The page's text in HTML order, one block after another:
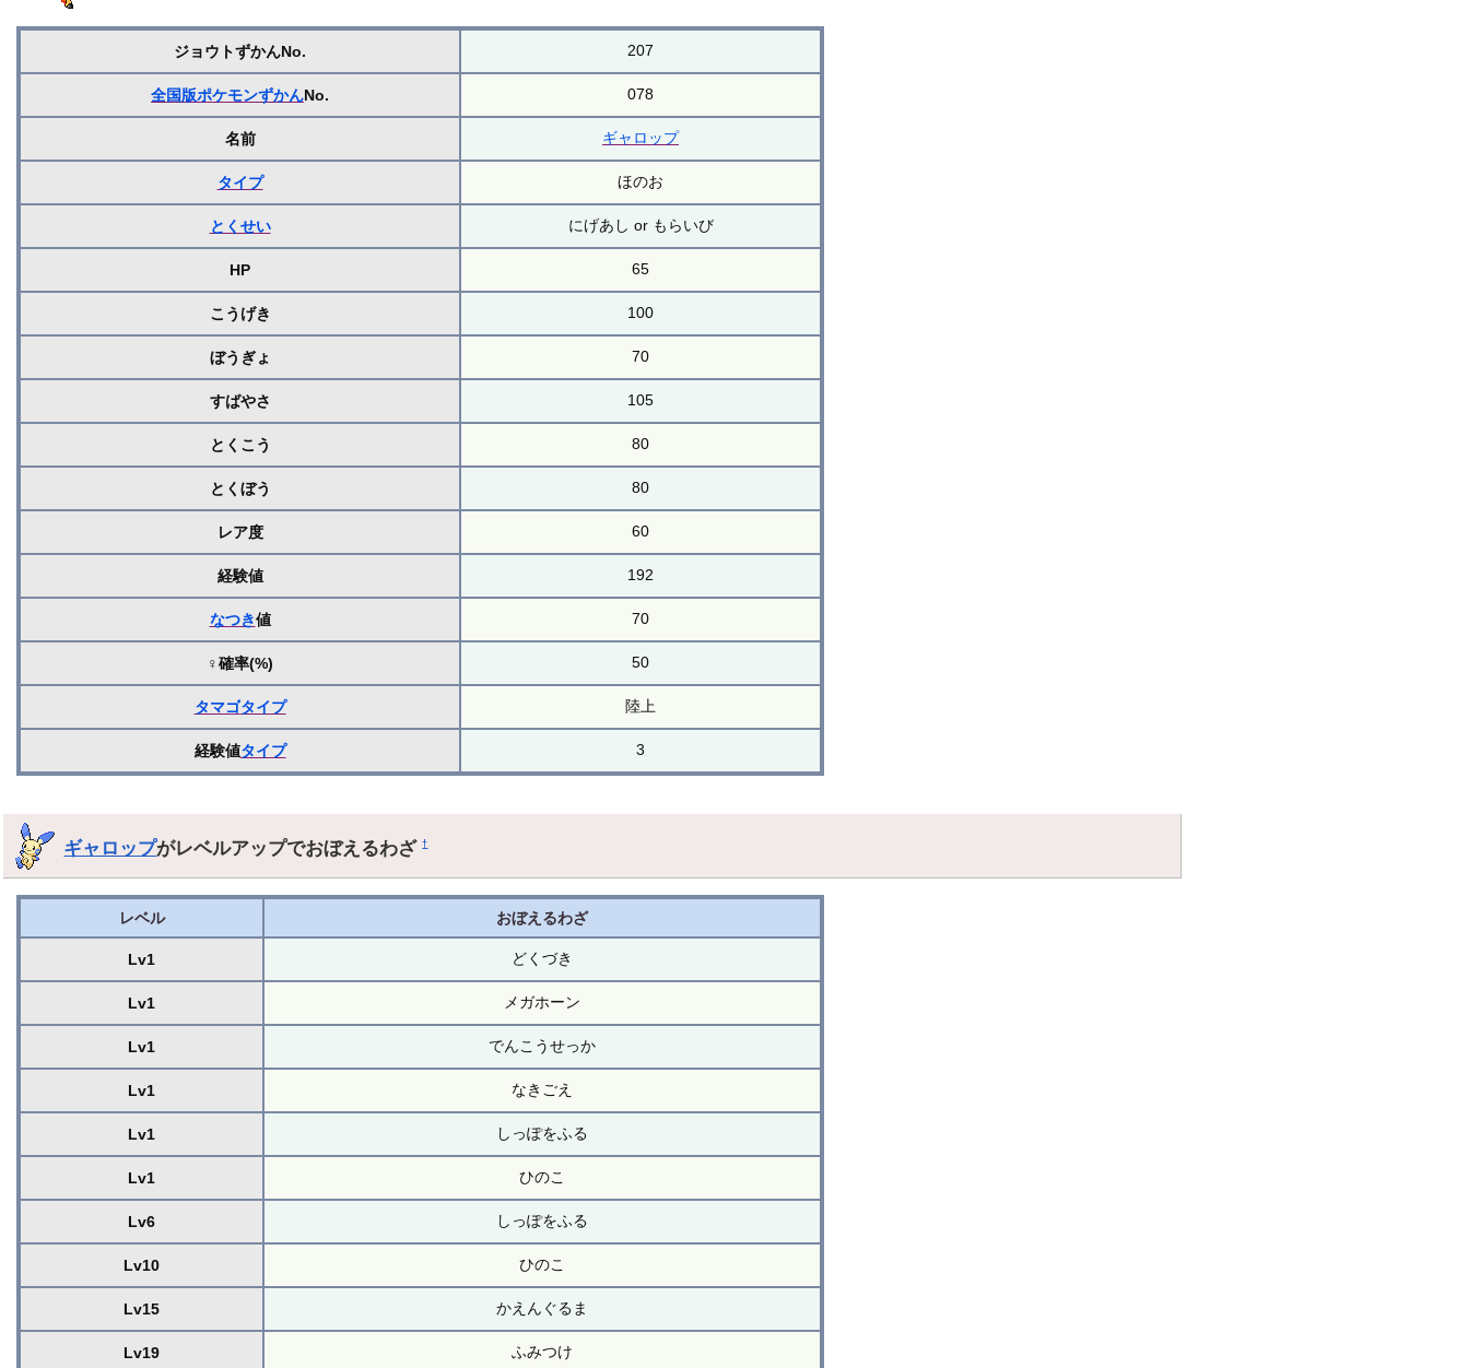
ジョウトずかんNo. 207
全国版ポケモンずかんNo. 078
名前 ギャロップ
タイプ ほのお
とくせい にげあし or もらいび
HP 65
こうげき 100
ぼうぎょ 70
すばやさ 105
とくこう 80
とくぼう 80
レア度 60
経験値 192
なつき値 70
♀確率(%) 50
タマゴタイプ 陸上
経験値タイプ 3
ギャロップがレベルアップでおぼえるわざ†
レベル おぼえるわざ
Lv1 どくづき
Lv1 メガホーン
Lv1 でんこうせっか
Lv1 なきごえ
Lv1 しっぽをふる
Lv1 ひのこ
Lv6 しっぽをふる
Lv10 ひのこ
Lv15 かえんぐるま
Lv19 ふみつけ